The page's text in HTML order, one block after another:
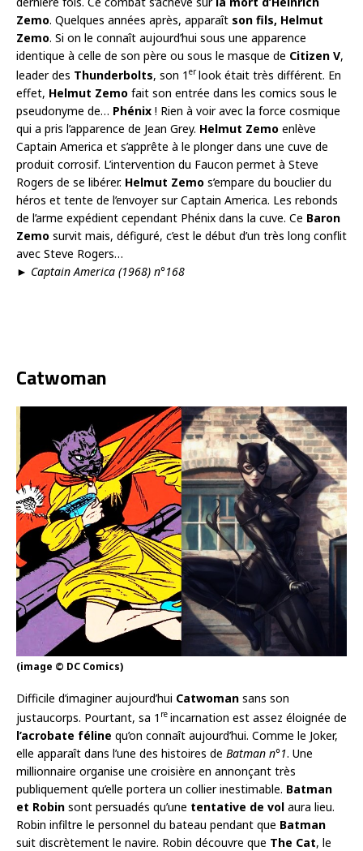
Zemo. Quelques années après, apparaît son fils, Helmut
Zemo. Si on le connaît aujourd’hui sous une apparence
identique à celle de son père ou sous le masque de Citizen V,
leader des Thunderbolts, son 1 erlook était très différent. En
effet, Helmut Zemo fait son entrée dans les comics sous le
pseudonyme de… Phénix ! Rien à voir avec la force cosmique
qui a pris l’apparence de Jean Grey. Helmut Zemo enlève
Captain America et s’apprête à le plonger dans une cuve de
produit corrosif. L’intervention du Faucon permet à Steve
Rogers de se libérer. Helmut Zemo s’empare du bouclier du
héros et tente de l’envoyer sur Captain America. Les rebonds
de l’arme expédient cependant Phénix dans la cuve. Ce Baron
Zemo survit mais, défiguré, c’est le début d’un très long conflit
avec Steve Rogers…
► Captain America (1968) n°168
Catwoman
(image © DC Comics)
Difficile d’imaginer aujourd’hui Catwoman sans son
justaucorps. Pourtant, sa 1 re incarnation est assez éloignée de
l’acrobate féline qu’on connaît aujourd’hui. Comme le Joker,
elle apparaît dans l’une des histoires de Batman n°1. Une
millionnaire organise une croisière en annonçant très
publiquement qu’elle portera un collier inestimable. Batman
et Robin sont persuadés qu’une tentative de vol aura lieu.
Robin infiltre le personnel du bateau pendant que Batman
suit discrètement le navire. Robin découvre que The Cat, le